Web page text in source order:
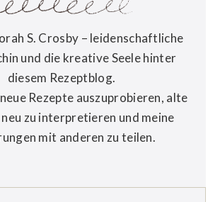
S. Crosby – leidenschaftliche
und die kreative Seele hinter
diesem Rezeptblog.
Rezepte auszuprobieren, alte
zu interpretieren und meine
mit anderen zu teilen.